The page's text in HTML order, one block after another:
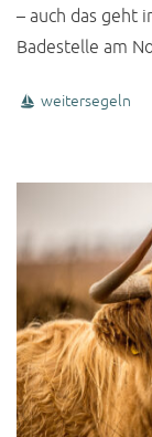
– auch das geht
Badestelle am
weitersegeln